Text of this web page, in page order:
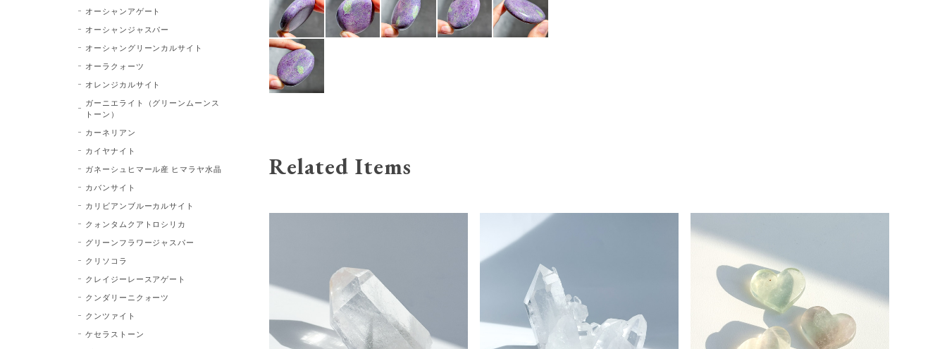
Related Items
オーシャンアゲート
オーシャンジャスパー
オーシャングリーンカルサイト
オーラクォーツ
オレンジカルサイト
ガーニエライト（グリーンムーンス
トーン）
カーネリアン
カイヤナイト
ガネーシュヒマール産 ヒマラヤ水晶
カバンサイト
カリビアンブルーカルサイト
クォンタムクアトロシリカ
グリーンフラワージャスパー
クリソコラ
クレイジーレースアゲート
クンダリーニクォーツ
クンツァイト
ケセラストーン